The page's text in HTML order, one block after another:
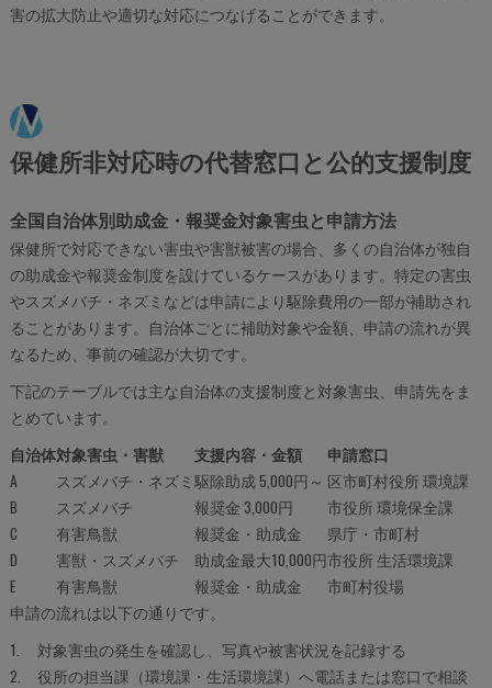
害の拡大防止や適切な対応につなげることができます。
保健所非対応時の代替窓口と公的支援制度
全国自治体別助成金・報奨金対象害虫と申請方法
保健所で対応できない害虫や害獣被害の場合、多くの自治体が独自
の助成金や報奨金制度を設けているケースがあります。特定の害虫
やスズメバチ・ネズミなどは申請により駆除費用の一部が補助され
ることがあります。自治体ごとに補助対象や金額、申請の流れが異
なるため、事前の確認が大切です。
下記のテーブルでは主な自治体の支援制度と対象害虫、申請先をま
とめています。
自治体対象害虫・害獣 支援内容・金額
申請窓口
A
スズメバチ・ネズミ 駆除助成 5,000円～ 区市町村役所 環境課
B
スズメバチ 報奨金 3,000円
市役所 環境保全課
C
有害鳥獣 報奨金・助成金
県庁・市町村
D
害獣・スズメバチ 助成金最大10,000円市役所 生活環境課
E
有害鳥獣 報奨金・助成金
市町村役場
申請の流れは以下の通りです。
対象害虫の発生を確認し、写真や被害状況を記録する
役所の担当課（環境課・生活環境課）へ電話または窓口で相談